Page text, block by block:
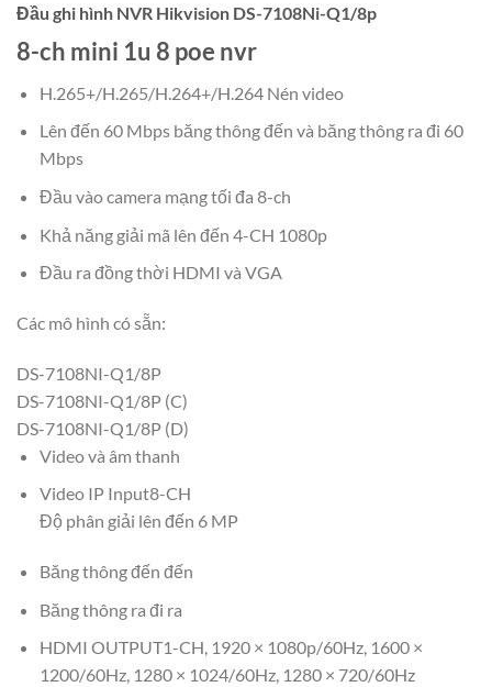
Đầu ghi hình NVR Hikvision DS-7108Ni-Q1/8p
8-ch mini 1u 8 poe nvr
H.265+/H.265/H.264+/H.264 Nén video
Lên đến 60 Mbps băng thông đến và băng thông ra đi 60
Mbps
Đầu vào camera mạng tối đa 8-ch
Khả năng giải mã lên đến 4-CH 1080p
Đầu ra đồng thời HDMI và VGA
Các mô hình có sẵn:
DS-7108NI-Q1/8P
DS-7108NI-Q1/8P (C)
DS-7108NI-Q1/8P (D)
Video và âm thanh
Video IP Input8-CH
Độ phân giải lên đến 6 MP
Băng thông đến đến
Băng thông ra đi ra
HDMI OUTPUT1-CH, 1920 × 1080p/60Hz, 1600 ×
1200/60Hz, 1280 × 1024/60Hz, 1280 × 720/60Hz